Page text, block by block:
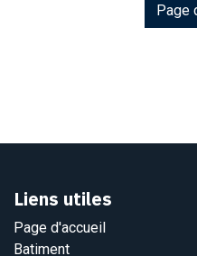
Page
Liens utiles
Page d'accueil
Batiment